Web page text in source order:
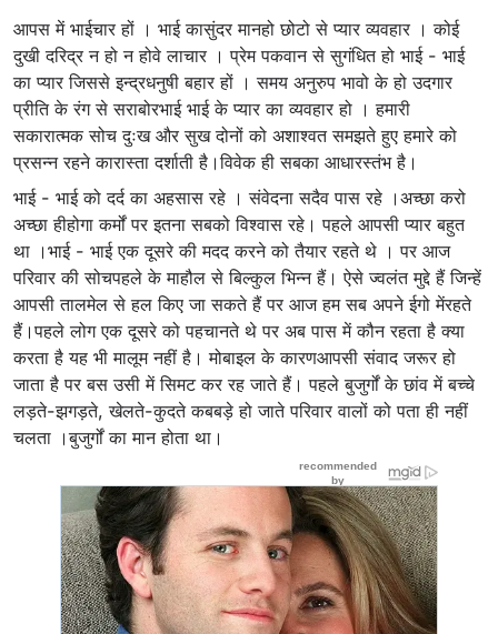
आपस‌ में भाईचार हों । भाई कासुंदर मान‌हो छोटो‌ से प्यार व्यवहार । कोई ‌
दुखी दरिद्र न हो न होवे लाचार । प्रेम पकवान से सुगंधित हो भाई - भाई
का प्यार जिससे इन्द्रधनुषी‌ बहार हों । समय अनुरुप भावो के हो उदगार
प्रीति के रंग से सराबोरभाई भाई के प्यार का व्यवहार हो । हमारी
सकारात्मक सोच दुःख और सुख दोनों को अशाश्वत समझते हुए हमारे को
प्रसन्न रहने कारास्ता दर्शाती है।विवेक ही सबका आधारस्तंभ है।
भाई - भाई को दर्द का अहसास रहे । संवेदना सदैव पास रहे ।अच्छा करो
अच्छा हीहोगा कर्मों पर इतना सबको विश्वास रहे। पहले आपसी प्यार बहुत
था ।भाई - भाई एक दूसरे की मदद करने को तैयार रहते थे । पर आज
परिवार की सोचपहले के माहौल से बिल्कुल भिन्न हैं। ऐसे ज्वलंत मुद्दे हैं जिन्हें
आपसी तालमेल से हल किए जा सकते हैं पर आज हम सब अपने ईगो मेंरहते
हैं।पहले लोग एक दूसरे को पहचानते थे पर अब पास में कौन रहता है क्या
करता है यह भी मालूम नहीं है। मोबाइल के कारणआपसी संवाद जरूर हो
जाता है पर बस उसी में सिमट कर रह जाते हैं। पहले बुजुर्गों के छांव में बच्चे
लड़ते-झगड़ते, खेलते-कुदते कबबड़े हो जाते परिवार वालों को पता ही नहीं
चलता ।बुजुर्गों का मान होता था।